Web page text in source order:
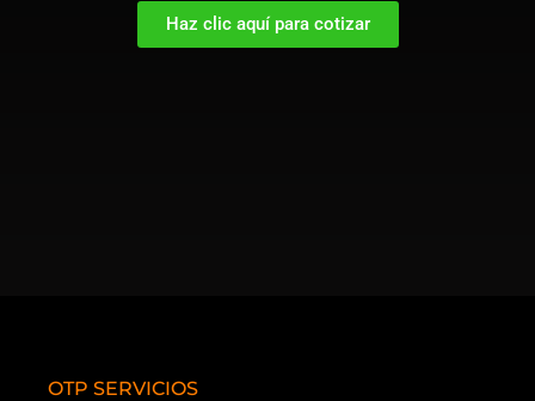
Haz clic aquí para cotizar
OTP SERVICIOS